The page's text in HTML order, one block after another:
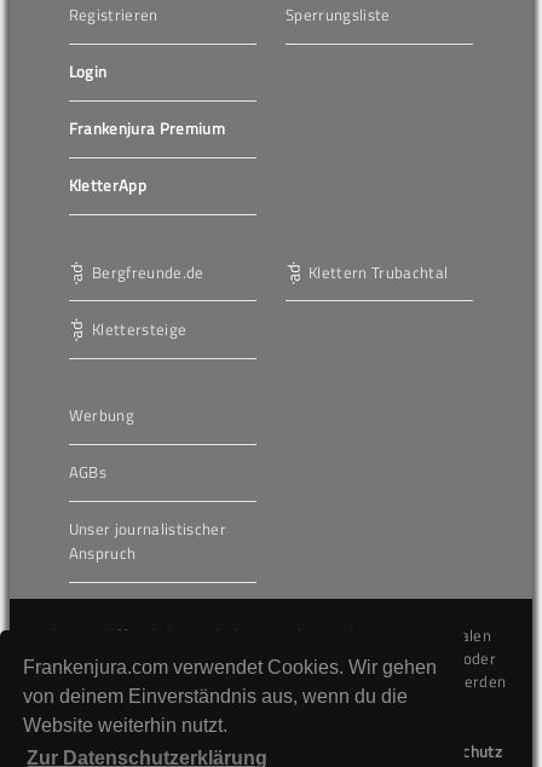
Frankenjura.com verwendet Cookies. Wir gehen
von deinem Einverständnis aus, wenn du die
Website weiterhin nutzt.
Zur Datenschutzerklärung
Registrieren
Login
Frankenjura Premium
KletterApp
Sperrungsliste
Bergfreunde.de
Klettersteige
Klettern Trubachtal
Werbung
AGBs
Unser journalistischer
Anspruch
Die hier veröffentlichten Inhalte unterliegen dem internationalen
Urheberrecht (Copyright) und dürfen nicht kopiert, verändert oder
unverändert wiederveröffentlicht werden. Gegen Verstöße werden
wir auf juristischem Wege vorgehen.
Kontakt
Datenschutz